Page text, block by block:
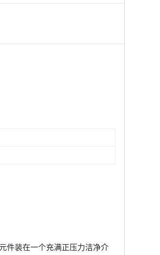
件装在一个充满正压力洁净介